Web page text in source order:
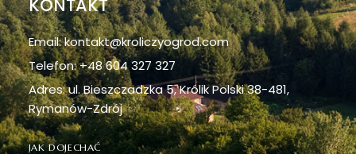
KONTAKT
Email: kontakt@kroliczyogrod.com
Telefon: +48 604 327 327
Adres: ul. Bieszczadzka 5, Królik Polski 38-481,
Rymanów-Zdrój
JAK DOJECHAĆ